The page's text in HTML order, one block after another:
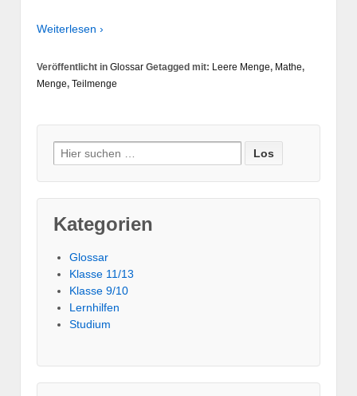
Weiterlesen ›
Veröffentlicht in Glossar Getagged mit: Leere Menge, Mathe,
Menge, Teilmenge
Suche nach:
Kategorien
Glossar
Klasse 11/13
Klasse 9/10
Lernhilfen
Studium